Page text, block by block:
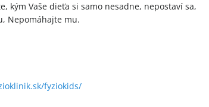
kým Vaše dieťa si samo nesadne, nepostaví sa,
Nepomáhajte mu.
fyziokids/